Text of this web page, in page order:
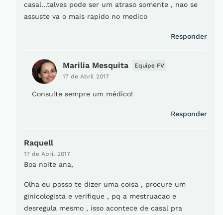
casal…talves pode ser um atraso somente , nao se
assuste va o mais rapido no medico
Responder
Marilia Mesquita
17 de Abril 2017
Equipe FV
Consulte sempre um médico!
Responder
Raquell
17 de Abril 2017
Boa noite ana,
Olha eu posso te dizer uma coisa , procure um
ginicologista e verifique , pq a mestruacao e
desregula mesmo , isso acontece de casal pra